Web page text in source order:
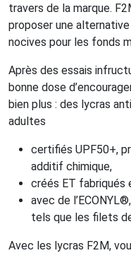
travers de la marque.
proposer une
nocives pour les fonds
Après des essais
bonne dose
bien plus : des lycras
adultes
certifiés UPF50+,
additif chimique,
créés ET fabriqués
avec de
tels que les filets
Avec les lycras F2M,